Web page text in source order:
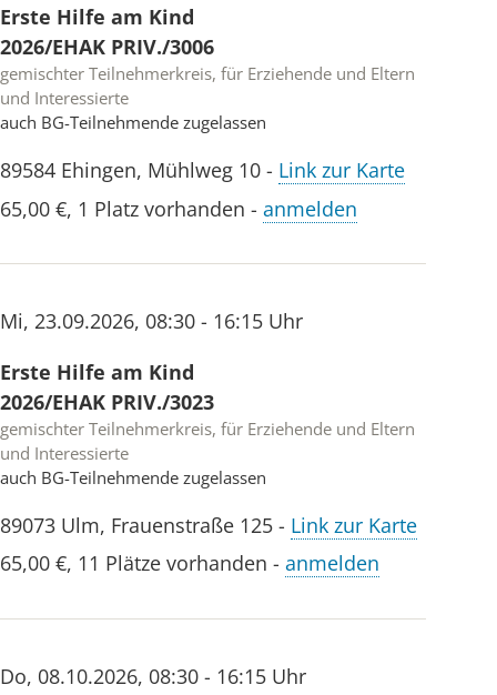
Erste Hilfe am Kind
2026/EHAK PRIV./3006
gemischter Teilnehmerkreis, für Erziehende und Eltern
und Interessierte
auch BG-Teilnehmende zugelassen
89584 Ehingen, Mühlweg 10 - Link zur Karte
65,00 €, 1 Platz vorhanden - anmelden
Mi, 23.09.2026, 08:30 - 16:15 Uhr
Erste Hilfe am Kind
2026/EHAK PRIV./3023
gemischter Teilnehmerkreis, für Erziehende und Eltern
und Interessierte
auch BG-Teilnehmende zugelassen
89073 Ulm, Frauenstraße 125 - Link zur Karte
65,00 €, 11 Plätze vorhanden - anmelden
Do, 08.10.2026, 08:30 - 16:15 Uhr